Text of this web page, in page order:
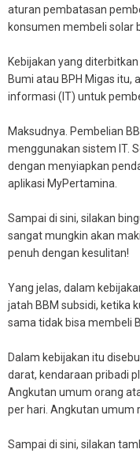
aturan pembatasan
konsumen membeli solar
Kebijakan yang
Bumi atau BPH Migas itu,
informasi (IT) untuk
Maksudnya. Pembelian
menggunakan sistem IT.
dengan menyiapkan
aplikasi MyPertamina.
Sampai di sini, silakan
sangat mungkin akan
penuh dengan kesulitan!
Yang jelas, dalam
jatah BBM subsidi, ketika
sama tidak bisa membeli
Dalam kebijakan itu
darat, kendaraan pribadi
Angkutan umum orang
per hari. Angkutan umum
Sampai di sini, silakan